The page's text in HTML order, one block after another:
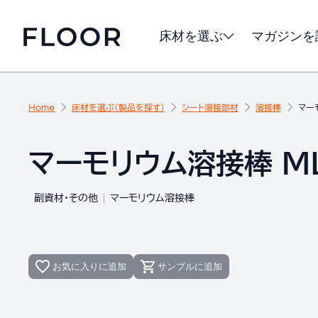
床材を選ぶ マガジン
Home 床材を選ぶ（製品を探す） シート溶接部材 溶接棒 マー
マーモリウム溶接棒
副資材・その他 マーモリウム溶接棒
お気に入りに追加 サンプルに追加